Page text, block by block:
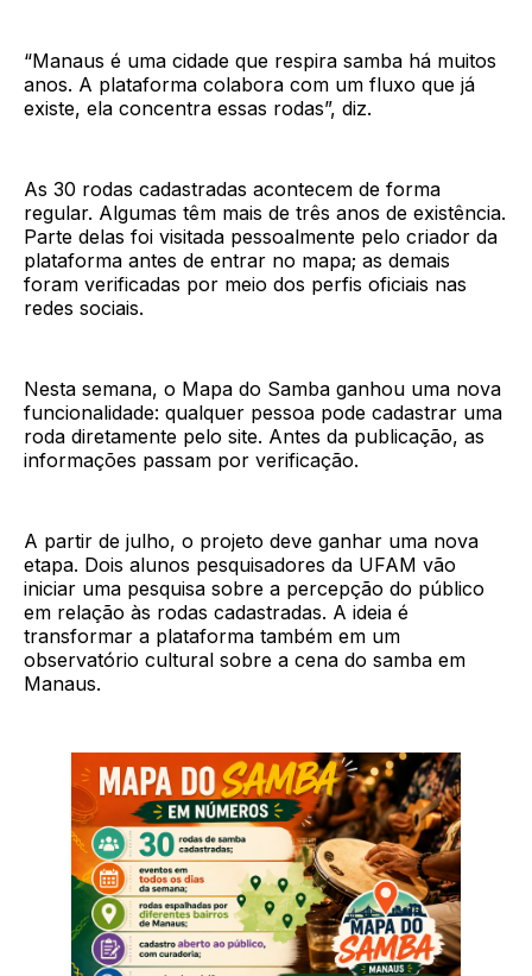
“Manaus é uma cidade que respira samba há muitos
anos. A plataforma colabora com um fluxo que já
existe, ela concentra essas rodas”, diz.
As 30 rodas cadastradas acontecem de forma
regular. Algumas têm mais de três anos de existência.
Parte delas foi visitada pessoalmente pelo criador da
plataforma antes de entrar no mapa; as demais
foram verificadas por meio dos perfis oficiais nas
redes sociais.
Nesta semana, o Mapa do Samba ganhou uma nova
funcionalidade: qualquer pessoa pode cadastrar uma
roda diretamente pelo site. Antes da publicação, as
informações passam por verificação.
A partir de julho, o projeto deve ganhar uma nova
etapa. Dois alunos pesquisadores da UFAM vão
iniciar uma pesquisa sobre a percepção do público
em relação às rodas cadastradas. A ideia é
transformar a plataforma também em um
observatório cultural sobre a cena do samba em
Manaus.